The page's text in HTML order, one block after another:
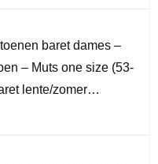
baret dames –
– Muts one size (53-
lente/zomer…